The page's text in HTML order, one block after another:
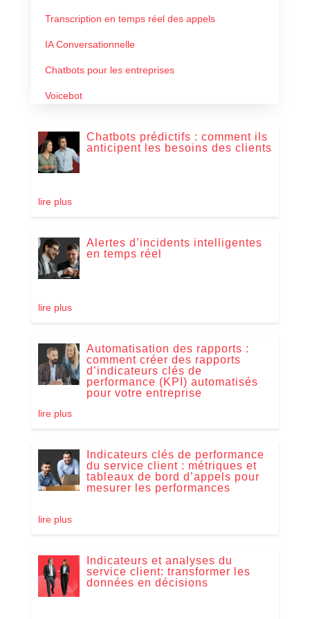
Transcription en temps réel des appels
IA Conversationnelle
Chatbots pour les entreprises
Voicebot
Chatbots prédictifs : comment ils
anticipent les besoins des clients
lire plus
Alertes d’incidents intelligentes
en temps réel
lire plus
Automatisation des rapports :
comment créer des rapports
d’indicateurs clés de
performance (KPI) automatisés
pour votre entreprise
lire plus
Indicateurs clés de performance
du service client : métriques et
tableaux de bord d’appels pour
mesurer les performances
lire plus
Indicateurs et analyses du
service client: transformer les
données en décisions